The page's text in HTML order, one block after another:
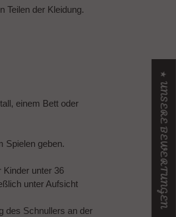
Teilen der Kleidung.
einem Bett oder
Spielen geben.
Kinder unter 36
unter Aufsicht
des Schnullers an der
★ UNSERE BEWERTUNGEN